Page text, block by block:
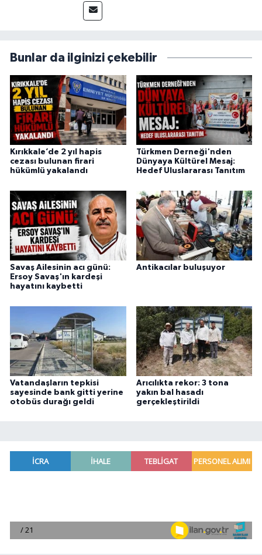
Bunlar da ilginizi çekebilir
Kırıkkale’de 2 yıl hapis
cezası bulunan firari
hükümlü yakalandı
Türkmen Derneği'nden
Dünyaya Kültürel Mesaj:
Hedef Uluslararası Tanıtım
Savaş Ailesinin acı günü:
Ersoy Savaş'ın kardeşi
hayatını kaybetti
Antikacılar buluşuyor
Vatandaşların tepkisi
sayesinde bank gitti yerine
otobüs durağı geldi
Arıcılıkta rekor: 3 tona
yakın bal hasadı
gerçekleştirildi